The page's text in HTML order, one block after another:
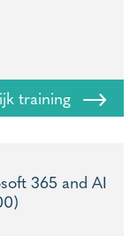
training
365 and AI